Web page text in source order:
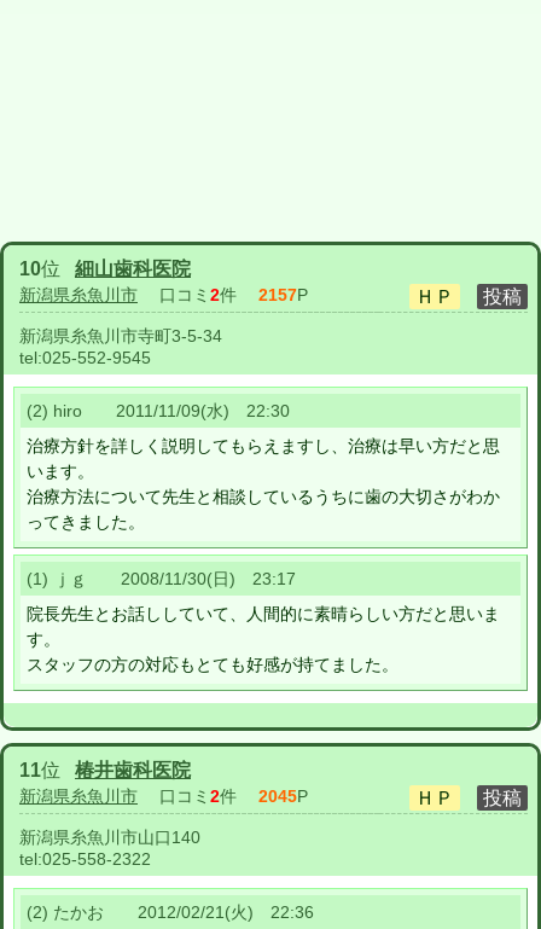
10位 細山歯科医院
新潟県糸魚川市 口コミ 2件 2157P
新潟県糸魚川市寺町3-5-34
tel:025-552-9545
(2) hiro 2011/11/09(水) 22:30
治療方針を詳しく説明してもらえますし、治療は早い方だと思
います。
治療方法について先生と相談しているうちに歯の大切さがわか
ってきました。
(1) ｊｇ 2008/11/30(日) 23:17
院長先生とお話ししていて、人間的に素晴らしい方だと思いま
す。
スタッフの方の対応もとても好感が持てました。
11位 椿井歯科医院
新潟県糸魚川市 口コミ 2件 2045P
新潟県糸魚川市山口140
tel:025-558-2322
(2) たかお 2012/02/21(火) 22:36